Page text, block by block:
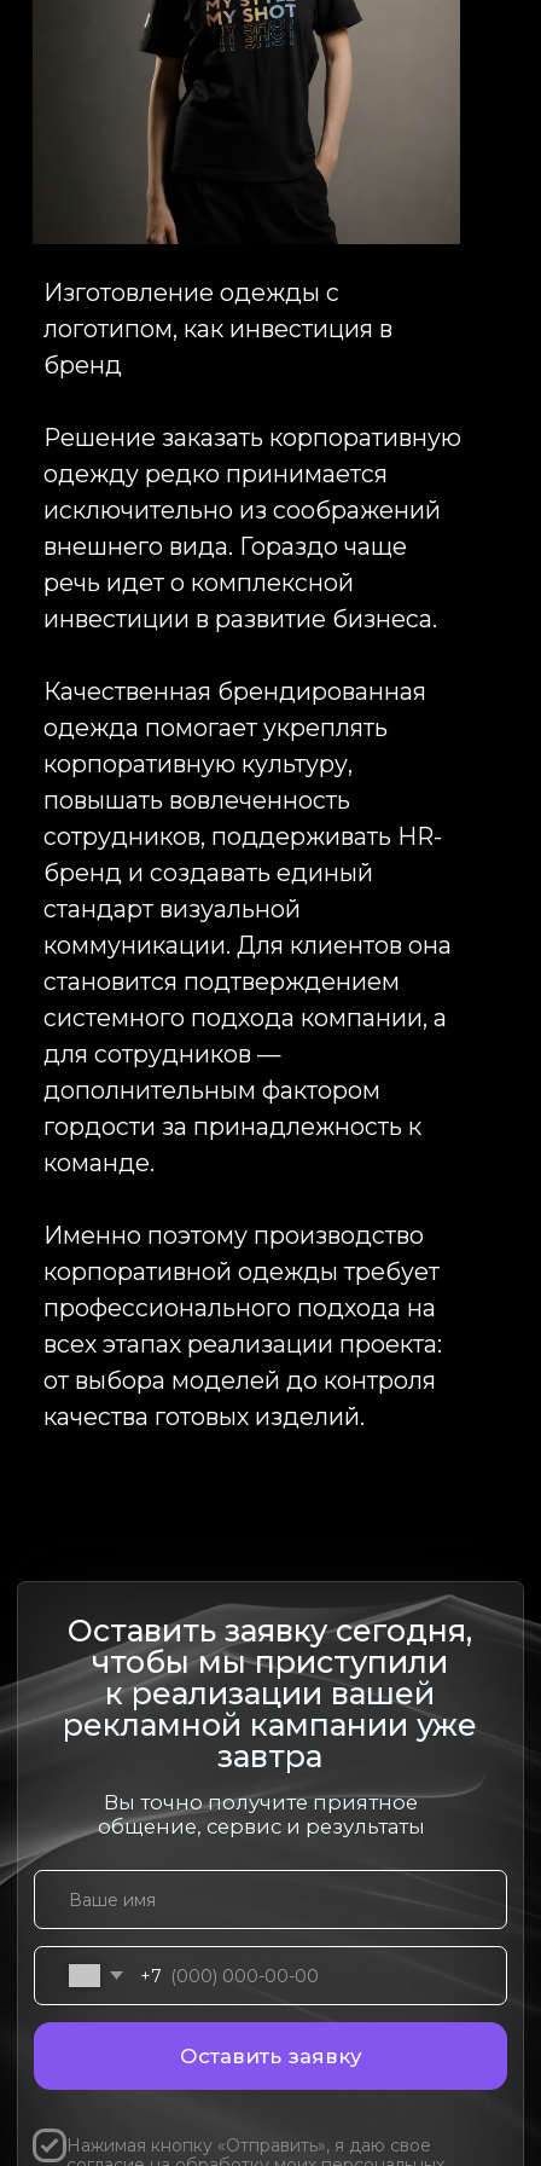
оформляются методом DTF-
печати или шелкографии. Такой
подход позволяет добиться
оптимального баланса между
эстетикой, долговечностью и
бюджетом проекта.
Производство корпоративной
одежды в России и Китае
Выбор площадки для
нескольких факторов: тиража,
кастомизации продукции.
Производство в России позволяет
оперативно запускать проекты,
гибко реагировать на изменения
и обеспечивать короткие сроки
поставки. Этот вариант особенно
одежды в сжатые сроки,
реализации небольших партий и
Производство в Китае открывает
работе с крупными тиражами и
нестандартными решениями.
Именно здесь можно
реализовывать сложные
конструкции изделий,
использовать индивидуальную
нестандартные ткани и создавать
полноценные корпоративные
коллекции. При правильной
производство в Китае становится
экономически эффективным
масштабные поставки
брендированной одежды.
Infinity Project сопровождает
проекты на всех этапах
независимо от выбранной страны
производства. Мы контролируем
подготовку образцов,